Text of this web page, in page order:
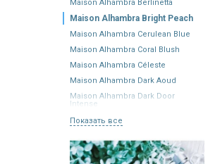
Maison Alhambra Berlinetta
Maison Alhambra Bright Peach
Maison Alhambra Cerulean Blue
Maison Alhambra Coral Blush
Maison Alhambra Céleste
Maison Alhambra Dark Aoud
Maison Alhambra Dark Door
Intense
Показать все